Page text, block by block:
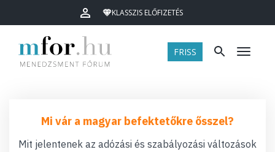
KLASSZIS ELŐFIZETÉS
FRISS Menü
Mi vár a magyar befektetőkre ősszel?
Mit jelentenek az adózási és szabályozási változások